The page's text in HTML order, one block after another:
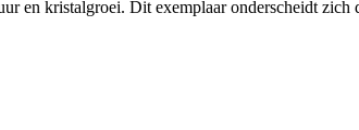
en kristalgroei. Dit exemplaar onderscheidt